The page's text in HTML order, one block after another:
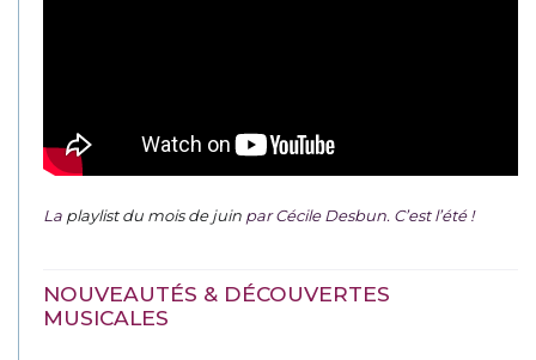
La playlist du mois de juin par Cécile Desbun. C’est l’été !
NOUVEAUTÉS & DÉCOUVERTES
MUSICALES